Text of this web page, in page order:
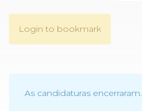
Login to bookmark
As candidaturas encerraram.